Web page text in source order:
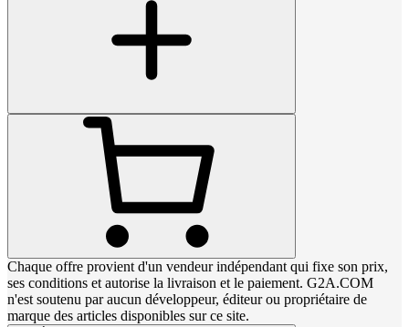
Chaque offre provient d'un vendeur indépendant qui fixe son prix,
ses conditions et autorise la livraison et le paiement. G2A.COM
n'est soutenu par aucun développeur, éditeur ou propriétaire de
marque des articles disponibles sur ce site.